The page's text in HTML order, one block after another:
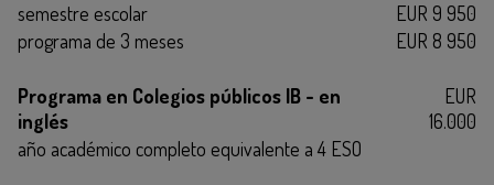
semestre escolar
EUR 9 950
programa de 3 meses
EUR 8 950
Programa en Colegios públicos IB - en
inglés
EUR
16.000
año académico completo equivalente a 4 ESO